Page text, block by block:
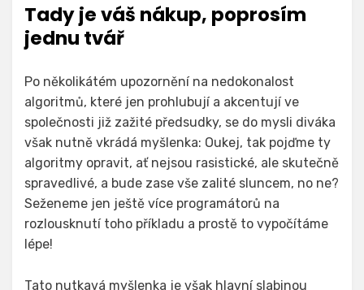
Tady je váš nákup, poprosím
jednu tvář
Po několikátém upozornění na nedokonalost
algoritmů, které jen prohlubují a akcentují ve
společnosti již zažité předsudky, se do mysli diváka
však nutně vkrádá myšlenka: Oukej, tak pojďme ty
algoritmy opravit, ať nejsou rasistické, ale skutečně
spravedlivé, a bude zase vše zalité sluncem, no ne?
Seženeme jen ještě více programátorů na
rozlousknutí toho příkladu a prostě to vypočítáme
lépe!
Tato nutkavá myšlenka je však hlavní slabinou